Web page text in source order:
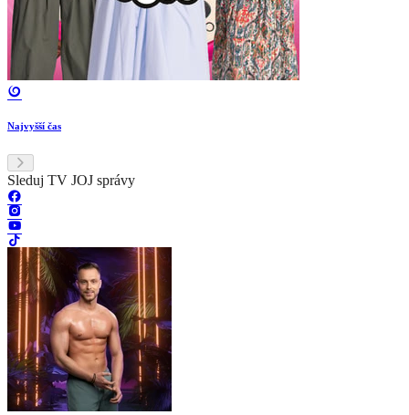
Najvyšší čas
Sleduj TV JOJ správy